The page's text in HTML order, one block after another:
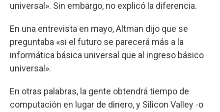
universal». Sin embargo, no explicó la diferencia.
En una entrevista en mayo, Altman dijo que se
preguntaba «si el futuro se parecerá más a la
informática básica universal que al ingreso básico
universal».
En otras palabras, la gente obtendrá tiempo de
computación en lugar de dinero, y Silicon Valley -o